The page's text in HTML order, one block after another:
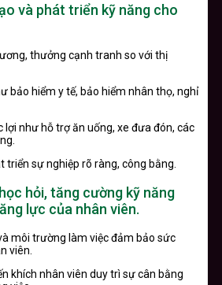
và phát triển kỹ năng cho
thưởng cạnh tranh so với thị
bảo hiểm y tế, bảo hiểm nhân thọ, nghỉ
lợi như hỗ trợ ăn uống, xe đưa đón, các
triển sự nghiệp rõ ràng, công bằng.
hỏi, tăng cường kỹ năng
lực của nhân viên.
môi trường làm việc đảm bảo sức
viên.
khích nhân viên duy trì sự cân bằng